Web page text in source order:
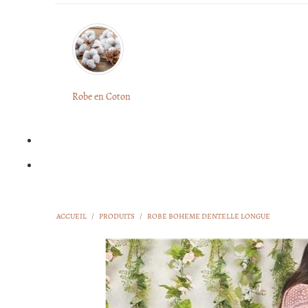
Robe en Coton
ACCUEIL / PRODUITS / ROBE BOHEME DENTELLE LONGUE